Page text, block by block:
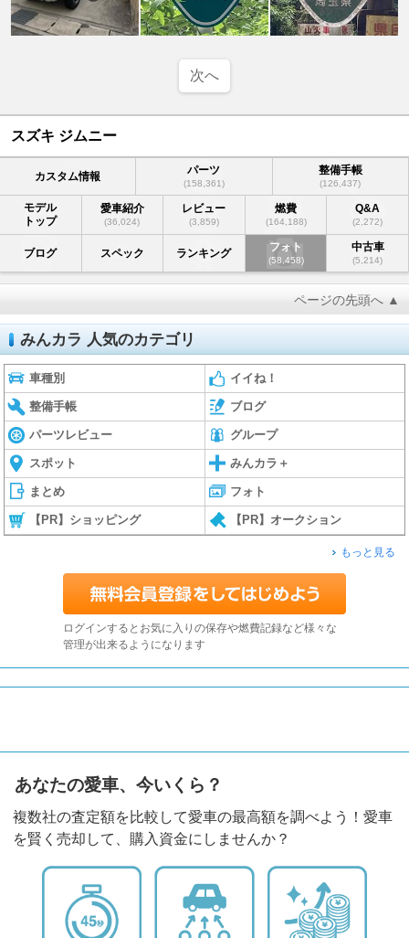
次へ
スズキ ジムニー
カスタム情報 パーツ
(158,361)
整備手帳
(126,437)
モデル
トップ
愛車紹介
(36,024)
レビュー
(3,859)
燃費
(164,188)
Q&A
(2,272)
ブログ スペック ランキング フォト
(58,458)
中古車
(5,214)
ページの先頭へ ▲
みんカラ 人気のカテゴリ
車種別 イイね！
整備手帳 ブログ
パーツレビュー グループ
スポット みんカラ＋
まとめ フォト
【PR】ショッピング 【PR】オークション
もっと見る
ログインするとお気に入りの保存や燃費記録など様々な
管理が出来るようになります
あなたの愛車、今いくら？
複数社の査定額を比較して愛車の最高額を調べよう！愛車
を賢く売却して、購入資金にしませんか？